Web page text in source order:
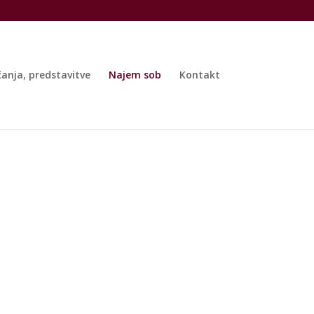
predstavitve Najem sob Kontakt